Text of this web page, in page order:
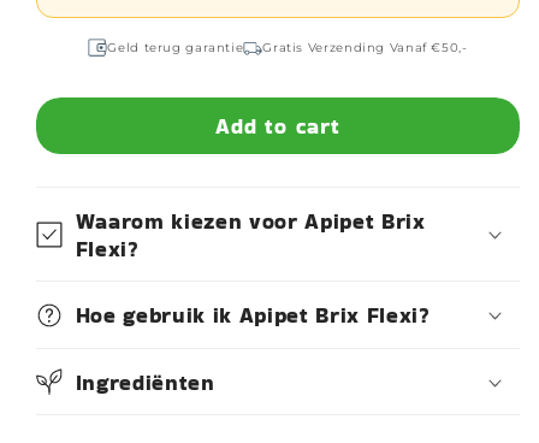
Geld terug garantie Gratis Verzending Vanaf €50,-
Add to cart
Waarom kiezen voor Apipet Brix
Flexi?
Hoe gebruik ik Apipet Brix Flexi?
Ingrediënten